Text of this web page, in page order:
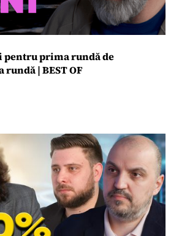
pentru prima rundă de
| BEST OF